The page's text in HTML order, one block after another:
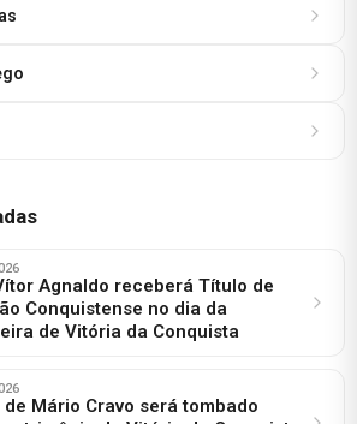
Agnaldo receberá Título de
Conquistense no dia da
de Vitória da Conquista
de Mário Cravo será tombado